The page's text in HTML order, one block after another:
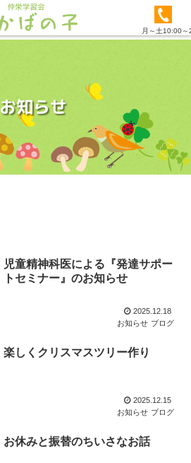
お知らせ
児童精神科医による『発達サポー
トセミナー』のお知らせ
2025.12.18
お知らせ ブログ
楽しくクリスマスツリー作り
2025.12.15
お知らせ ブログ
お休みと振替のちいさなお話
月～土10:00